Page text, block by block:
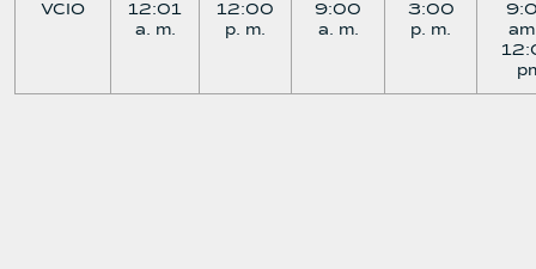
VCIO
12:01
a. m.
12:00
p. m.
9:00
a. m.
3:00
p. m.